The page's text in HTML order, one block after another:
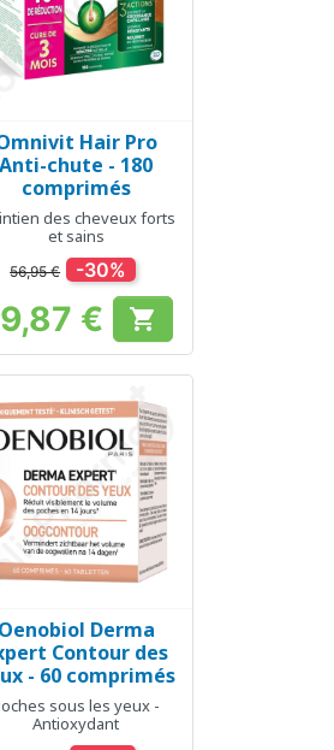
Aperçu rapide
Hair Pro
Anti-chute - 180
comprimés
des cheveux forts
et sains
56,95 € -30%
Prix
€ 
Aperçu rapide
Oenobiol Derma
Contour des
- 60 comprimés
sous les yeux -
Antioxydant